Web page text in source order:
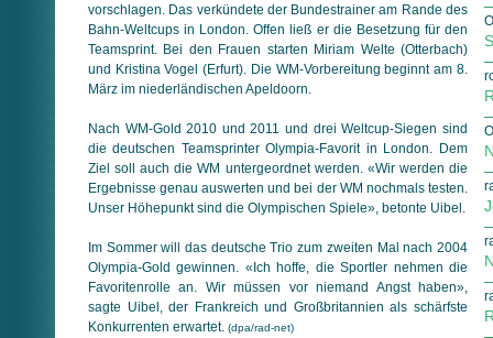
vorschlagen. Das verkündete der Bundestrainer am Rande des
Bahn-Weltcups in London. Offen ließ er die Besetzung für den
Teamsprint. Bei den Frauen starten Miriam Welte (Otterbach)
und Kristina Vogel (Erfurt). Die WM-Vorbereitung beginnt am 8.
März im niederländischen Apeldoorn.
Nach WM-Gold 2010 und 2011 und drei Weltcup-Siegen sind
die deutschen Teamsprinter Olympia-Favorit in London. Dem
Ziel soll auch die WM untergeordnet werden. «Wir werden die
Ergebnisse genau auswerten und bei der WM nochmals testen.
Unser Höhepunkt sind die Olympischen Spiele», betonte Uibel.
Im Sommer will das deutsche Trio zum zweiten Mal nach 2004
Olympia-Gold gewinnen. «Ich hoffe, die Sportler nehmen die
Favoritenrolle an. Wir müssen vor niemand Angst haben»,
sagte Uibel, der Frankreich und Großbritannien als schärfste
Konkurrenten erwartet. (dpa/rad-net)